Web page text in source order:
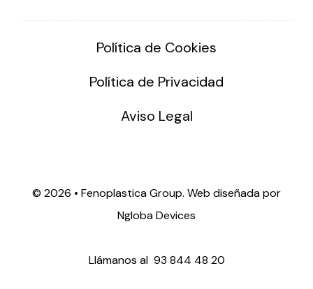
Política de Cookies
Política de Privacidad
Aviso Legal
© 2026 • Fenoplastica Group. Web diseñada por
Ngloba Devices
Llámanos al 93 844 48 20